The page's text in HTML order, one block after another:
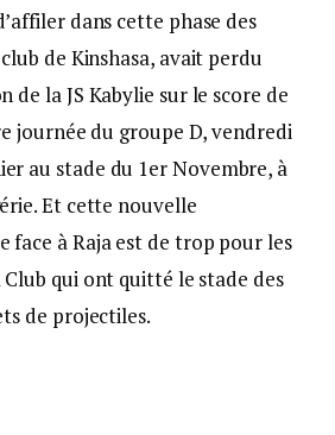
dans cette phase des
de Kinshasa, avait perdu
la JS Kabylie sur le score de
journée du groupe D, vendredi
au stade du 1er Novembre, à
Et cette nouvelle
face à Raja est de trop pour les
qui ont quitté le stade des
de projectiles.